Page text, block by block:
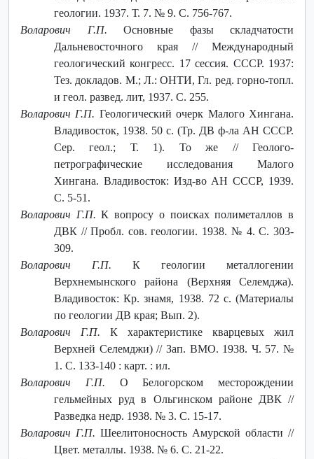
геологии. 1937. Т. 7. № 9. С. 756-767.
Воларович Г.П. Основные фазы складчатости
Дальневосточного края // Международный
геологический конгресс. 17 сессия. СССР. 1937:
Тез. докладов. М.; Л.: ОНТИ, Гл. ред. горно-топл.
и геол. развед. лит, 1937. С. 255.
Воларович Г.П. Геологический очерк Малого Хингана.
Владивосток, 1938. 50 с. (Тр. ДВ ф-ла АН СССР.
Сер. геол.; Т. 1). То же // Геолого-
петрографические исследования Малого
Хингана. Владивосток: Изд-во АН СССР, 1939.
С. 5-51.
Воларович Г.П. К вопросу о поисках полиметаллов в
ДВК // Пробл. сов. геологии. 1938. № 4. С. 303-
309.
Воларович Г.П. К геологии металлогении
Верхнемынского района (Верхняя Селемджа).
Владивосток: Кр. знамя, 1938. 72 с. (Материалы
по геологии ДВ края; Вып. 2).
Воларович Г.П. К характеристике кварцевых жил
Верхней Селемджи) // Зап. ВМО. 1938. Ч. 57. №
1. С. 133-140 : карт. : ил.
Воларович Г.П. О Белогорском месторождении
гельмейных руд в Ольгинском районе ДВК //
Разведка недр. 1938. № 3. С. 15-17.
Воларович Г.П. Шеелитоносность Амурской области //
Цвет. металлы. 1938. № 6. С. 21-22.